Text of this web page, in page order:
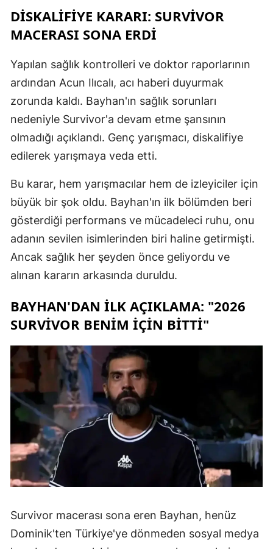
DISKALIFIYE KARARI: SURVIVOR
MACERASI SONA ERDI
Yapılan sağlık kontrolleri ve doktor raporlarının
ardından Acun Ilıcalı, acı haberi duyurmak
zorunda kaldı. Bayhan'ın sağlık sorunları
nedeniyle Survivor'a devam etme şansının
olmadığı açıklandı. Genç yarışmacı, diskalifiye
edilerek yarışmaya veda etti.
Bu karar, hem yarışmacılar hem de izleyiciler için
büyük bir şok oldu. Bayhan'ın ilk bölümden beri
gösterdiği performans ve mücadeleci ruhu, onu
adanın sevilen isimlerinden biri haline getirmişti.
Ancak sağlık her şeyden önce geliyordu ve
alınan kararın arkasında duruldu.
BAYHAN'DAN İLK AÇIKLAMA: "2026
SURVIVOR BENIM İÇIN BITTI"
Survivor macerası sona eren Bayhan, henüz
Dominik'ten Türkiye'ye dönmeden sosyal medya